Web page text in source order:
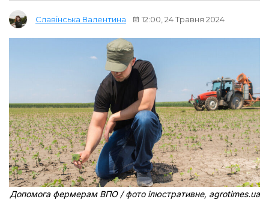
Славінська Валентина 12:00, 24 Травня 2024
Допомога фермерам ВПО / фото ілюстративне, agrotimes.ua